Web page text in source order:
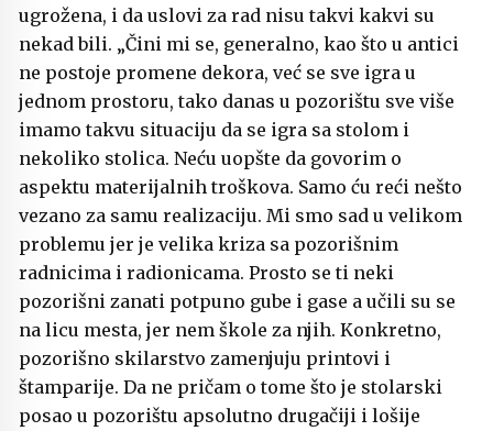
ugrožena, i da uslovi za rad nisu takvi kakvi su
nekad bili. „Čini mi se, generalno, kao što u antici
ne postoje promene dekora, već se sve igra u
jednom prostoru, tako danas u pozorištu sve više
imamo takvu situaciju da se igra sa stolom i
nekoliko stolica. Neću uopšte da govorim o
aspektu materijalnih troškova. Samo ću reći nešto
vezano za samu realizaciju. Mi smo sad u velikom
problemu jer je velika kriza sa pozorišnim
radnicima i radionicama. Prosto se ti neki
pozorišni zanati potpuno gube i gase a učili su se
na licu mesta, jer nem škole za njih. Konkretno,
pozorišno skilarstvo zamenjuju printovi i
štamparije. Da ne pričam o tome što je stolarski
posao u pozorištu apsolutno drugačiji i lošije